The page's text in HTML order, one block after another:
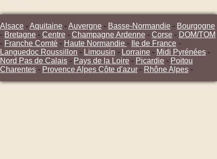
Alsace -Aquitaine -Auvergne - Basse-Normandie - Bourgogne
- Bretagne - Centre - Champagne Ardenne - Corse - DOM/TOM
- Franche Comté - Haute Normandie - Ile de France -
Languedoc Roussillon - Limousin - Lorraine - Midi Pyrénées -
Nord Pas de Calais - Pays de la Loire - Picardie - Poitou
Charentes - Provence Alpes Côte d'azur - Rhône Alpes -